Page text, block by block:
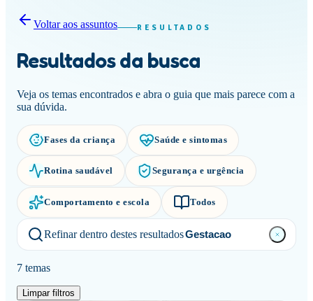
Voltar aos assuntos RESULTADOS
Resultados da busca
Veja os temas encontrados e abra o guia que mais parece com a
sua dúvida.
Fases da criança Saúde e sintomas
Rotina saudável Segurança e urgência
Comportamento e escola Todos
Refinar dentro destes resultados
7 temas
Limpar filtros